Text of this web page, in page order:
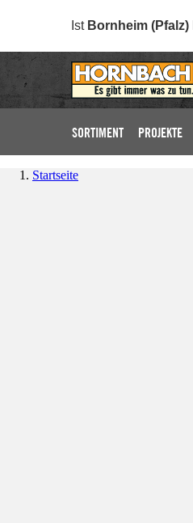
Ist Bornheim (Pfalz)
SORTIMENT PROJEKTE
Startseite